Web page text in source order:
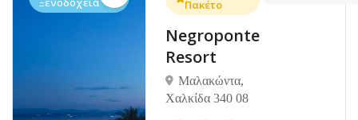
Πακέτο
Negroponte
Resort
Μαλακώντα,
Χαλκίδα 340 08